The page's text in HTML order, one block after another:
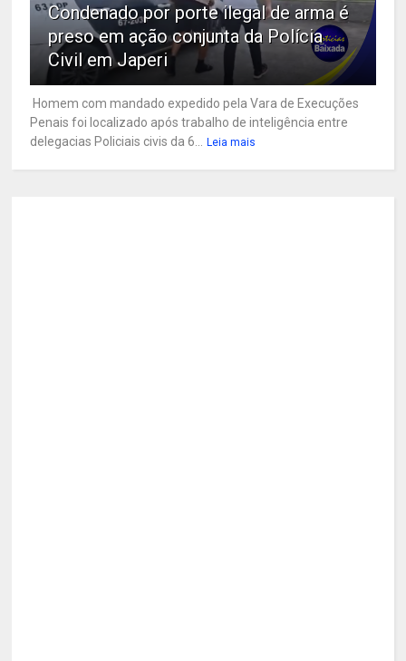
Condenado por porte ilegal de arma é
preso em ação conjunta da Polícia
Civil em Japeri
Homem com mandado expedido pela Vara de Execuções
Penais foi localizado após trabalho de inteligência entre
delegacias Policiais civis da 6...
Leia mais